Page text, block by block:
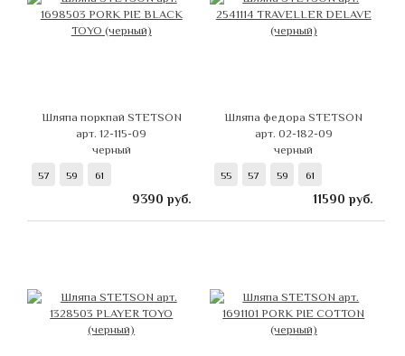
Шляпа поркпай STETSON
арт. 12-115-09
черный
57 59 61
9390 руб.
Шляпа федора STETSON
арт. 02-182-09
черный
55 57 59 61
11590 руб.